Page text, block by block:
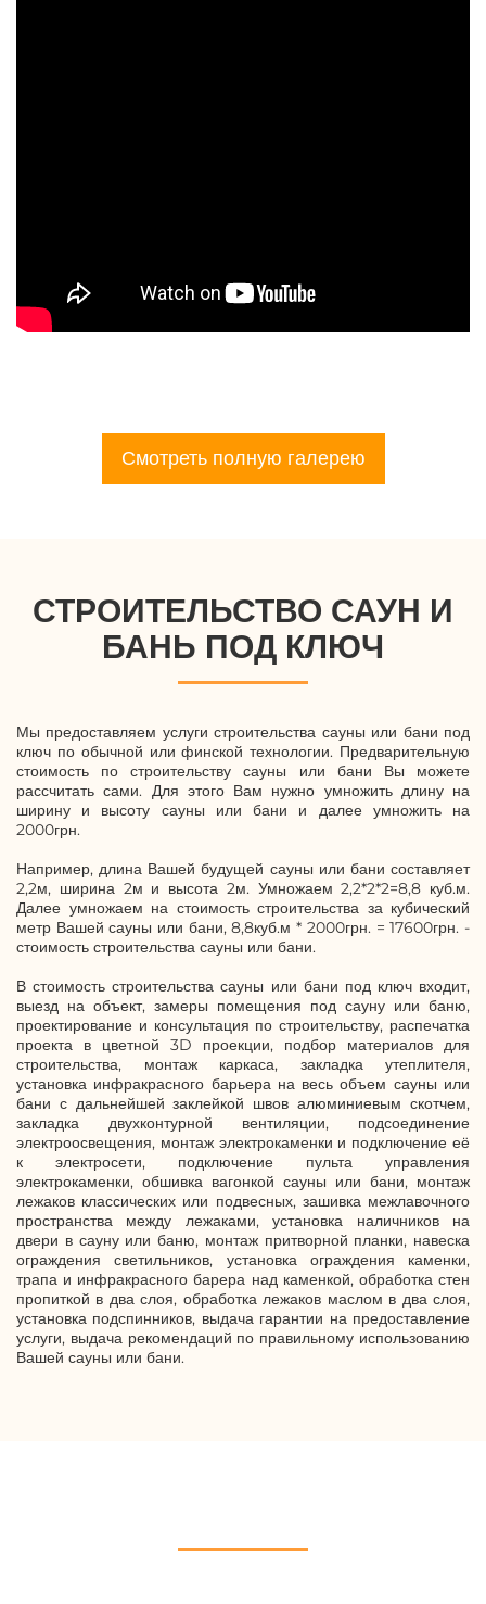
Смотреть полную галерею
СТРОИТЕЛЬСТВО САУН И
БАНЬ ПОД КЛЮЧ
Мы предоставляем услуги строительства сауны или бани под
ключ по обычной или финской технологии. Предварительную
стоимость по строительству сауны или бани Вы можете
рассчитать сами. Для этого Вам нужно умножить длину на
ширину и высоту сауны или бани и далее умножить на
2000грн.
Например, длина Вашей будущей сауны или бани составляет
2,2м, ширина 2м и высота 2м. Умножаем 2,2*2*2=8,8 куб.м.
Далее умножаем на стоимость строительства за кубический
метр Вашей сауны или бани, 8,8куб.м * 2000грн. = 17600грн. -
стоимость строительства сауны или бани.
В стоимость строительства сауны или бани под ключ входит,
выезд на объект, замеры помещения под сауну или баню,
проектирование и консультация по строительству, распечатка
проекта в цветной 3D проекции, подбор материалов для
строительства, монтаж каркаса, закладка утеплителя,
установка инфракрасного барьера на весь объем сауны или
бани с дальнейшей заклейкой швов алюминиевым скотчем,
закладка двухконтурной вентиляции, подсоединение
электроосвещения, монтаж электрокаменки и подключение её
к электросети, подключение пульта управления
электрокаменки, обшивка вагонкой сауны или бани, монтаж
лежаков классических или подвесных, зашивка межлавочного
пространства между лежаками, установка наличников на
двери в сауну или баню, монтаж притворной планки, навеска
ограждения светильников, установка ограждения каменки,
трапа и инфракрасного барера над каменкой, обработка стен
пропиткой в два слоя, обработка лежаков маслом в два слоя,
установка подспинников, выдача гарантии на предоставление
услуги, выдача рекомендаций по правильному использованию
Вашей сауны или бани.